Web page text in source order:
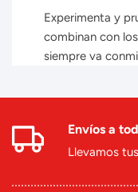
Experimenta y
combinan con
siempre va
Envíos a
Llevamos